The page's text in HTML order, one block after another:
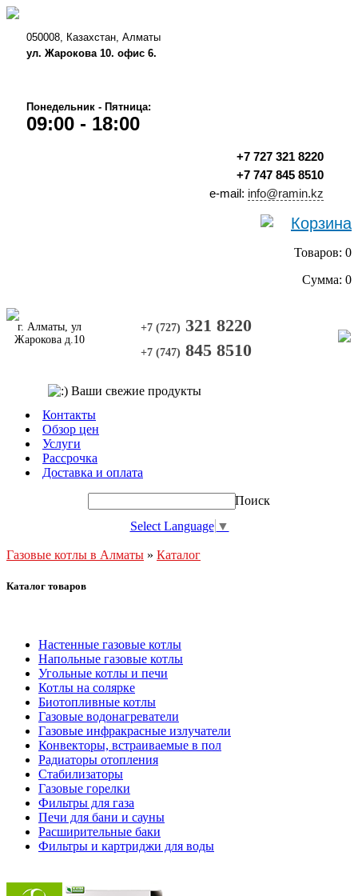
050008, Казахстан, Алматы
ул. Жарокова 10. офис 6.
Понедельник - Пятница:
09:00 - 18:00
+7 727 321 8220
+7 747 845 8510
e-mail: info@ramin.kz
Корзина
Товаров: 0
Сумма: 0
+7 (727) 321 8220
+7 (747) 845 8510
г. Алматы, ул
Жарокова д.10
Контакты
Обзор цен
Услуги
Рассрочка
Доставка и оплата
Поиск
Select Language ▼
Газовые котлы в Алматы » Каталог
Каталог товаров
Настенные газовые котлы
Напольные газовые котлы
Угольные котлы и печи
Котлы на солярке
Биотопливные котлы
Газовые водонагреватели
Газовые инфракрасные излучатели
Конвекторы, встраиваемые в пол
Радиаторы отопления
Стабилизаторы
Газовые горелки
Фильтры для газа
Печи для бани и сауны
Расширительные баки
Фильтры и картриджи для воды